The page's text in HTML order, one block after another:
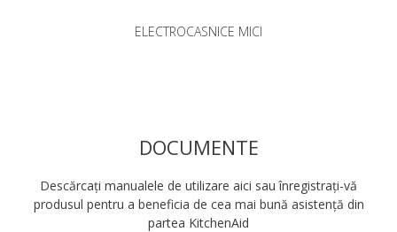
ELECTROCASNICE MICI
DOCUMENTE
Descărcați manualele de utilizare aici sau înregistrați-vă
produsul pentru a beneficia de cea mai bună asistență din
partea KitchenAid